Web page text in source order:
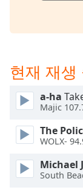
subtitles
subtitles
selected
Audio
Track
in-
Picture
현재 재생
a-ha
Majic
The
WOLX-
Michael
South